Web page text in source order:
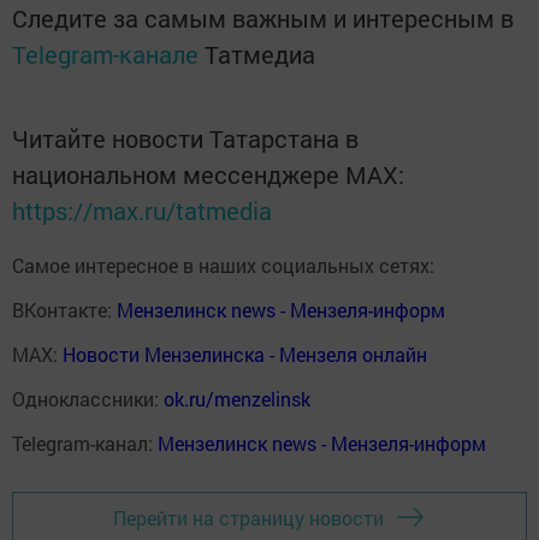
Следите за самым важным и интересным в
Telegram-канале Татмедиа
Читайте новости Татарстана в
национальном мессенджере MАХ:
https://max.ru/tatmedia
Самое интересное в наших социальных сетях:
ВКонтакте: Мензелинск news - Мензеля-информ
MAX: Новости Мензелинска - Мензеля онлайн
Одноклассники: ok.ru/menzelinsk
Telegram-канал: Мензелинск news - Мензеля-информ
Перейти на страницу новости